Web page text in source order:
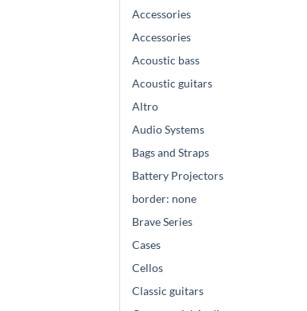
Accessories
Accessories
Acoustic bass
Acoustic guitars
Altro
Audio Systems
Bags and Straps
Battery Projectors
border: none
Brave Series
Cases
Cellos
Classic guitars